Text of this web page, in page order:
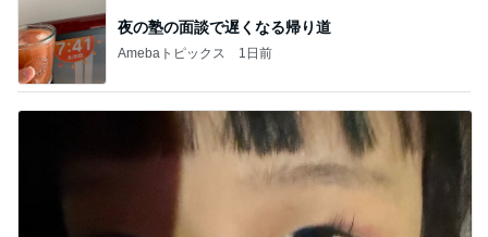
夜の塾の面談で遅くなる帰り道
Amebaトピックス 1日前